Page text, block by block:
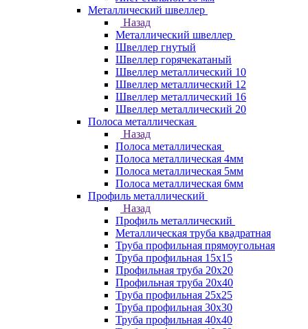
Металлический швеллер
Назад
Металлический швеллер
Швеллер гнутый
Швеллер горячекатаный
Швеллер металлический 10
Швеллер металлический 12
Швеллер металлический 16
Швеллер металлический 20
Полоса металлическая
Назад
Полоса металлическая
Полоса металлическая 4мм
Полоса металлическая 5мм
Полоса металлическая 6мм
Профиль металлический
Назад
Профиль металлический
Металлическая труба квадратная
Труба профильная прямоугольная
Труба профильная 15х15
Профильная труба 20х20
Профильная труба 20х40
Труба профильная 25х25
Труба профильная 30x30
Труба профильная 40х40